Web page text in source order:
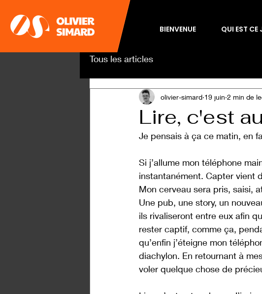
BIENVENUE QUI EST CE
Tous les articles
Lire, c'est
olivier-simard 19 juin 2 min de
Je pensais à ça ce matin, en
Si j’allume mon téléphone
instantanément. Capter vient
Mon cerveau sera pris, saisi,
Une pub, une story, un
ils rivaliseront entre eux afin
rester captif, comme ça,
qu’enfin j’éteigne mon
diachylon. En retournant à
voler quelque chose de